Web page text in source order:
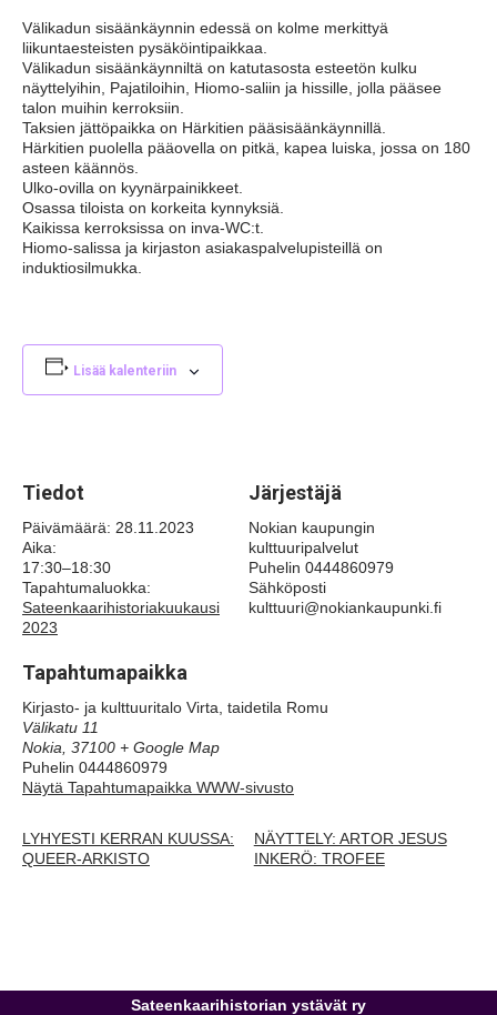
Välikadun sisäänkäynnin edessä on kolme merkittyä
liikuntaesteisten pysäköintipaikkaa.
Välikadun sisäänkäynniltä on katutasosta esteetön kulku
näyttelyihin, Pajatiloihin, Hiomo-saliin ja hissille, jolla pääsee
talon muihin kerroksiin.
Taksien jättöpaikka on Härkitien pääsisäänkäynnillä.
Härkitien puolella pääovella on pitkä, kapea luiska, jossa on 180
asteen käännös.
Ulko-ovilla on kyynärpainikkeet.
Osassa tiloista on korkeita kynnyksiä.
Kaikissa kerroksissa on inva-WC:t.
Hiomo-salissa ja kirjaston asiakaspalvelupisteillä on
induktiosilmukka.
Lisää kalenteriin
Tiedot
Päivämäärä: 28.11.2023
Aika:
17:30–18:30
Tapahtumaluokka:
Sateenkaarihistoriakuukausi
2023
Tapahtumapaikka
Kirjasto- ja kulttuuritalo Virta, taidetila Romu
Välikatu 11
Nokia 37100 + Google Map
Puhelin 0444860979
Näytä Tapahtumapaikka WWW-sivusto
Järjestäjä
Nokian kaupungin
kulttuuripalvelut
Puhelin 0444860979
Sähköposti
kulttuuri@nokiankaupunki.fi
LYHYESTI KERRAN KUUSSA:
QUEER-ARKISTO
NÄYTTELY: ARTOR JESUS
INKERÖ: TROFEE
Sateenkaarihistorian ystävät ry